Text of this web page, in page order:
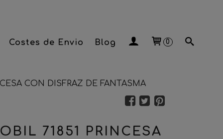
Costes de Envio Blog 0
CON DISFRAZ DE FANTASMA
71851 PRINCESA